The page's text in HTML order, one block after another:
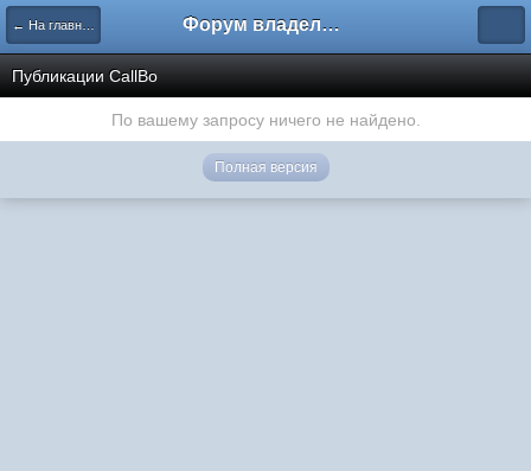
← На главную Форум владельцев интернет-магазинов
Публикации CallBo
По вашему запросу ничего не найдено.
Полная версия